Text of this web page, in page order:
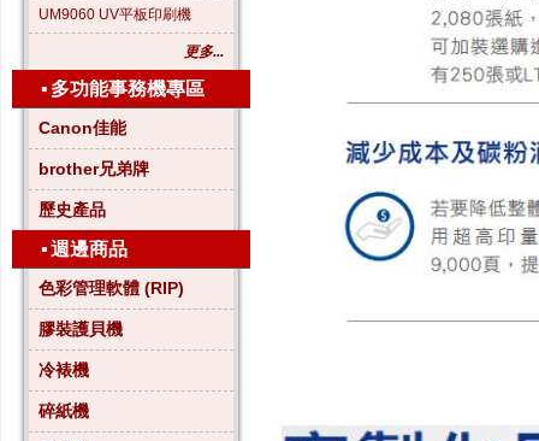
UM9060 UV平板印刷機
更多...
▪ 多功能事務機專區
Canon佳能
brother兄弟牌
歷史產品
▪週邊商品
色彩管理軟體 (RIP)
膠裝護貝機
冷裱機
碎紙機